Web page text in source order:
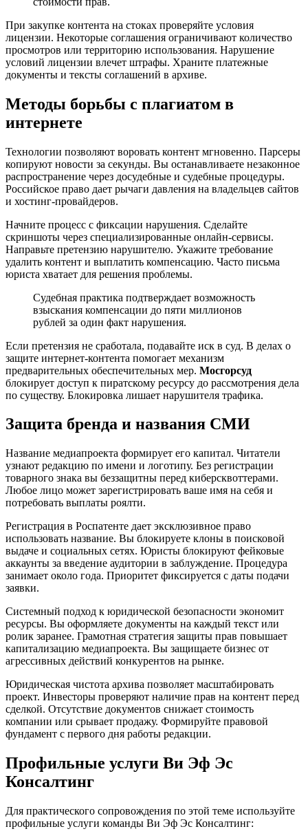
При закупке контента на стоках проверяйте условия
лицензии. Некоторые соглашения ограничивают количество
просмотров или территорию использования. Нарушение
условий лицензии влечет штрафы. Храните платежные
документы и тексты соглашений в архиве.
Методы борьбы с плагиатом в
интернете
Технологии позволяют воровать контент мгновенно. Парсеры
копируют новости за секунды. Вы останавливаете незаконное
распространение через досудебные и судебные процедуры.
Российское право дает рычаги давления на владельцев сайтов
и хостинг-провайдеров.
Начните процесс с фиксации нарушения. Сделайте
скриншоты через специализированные онлайн-сервисы.
Направьте претензию нарушителю. Укажите требование
удалить контент и выплатить компенсацию. Часто письма
юриста хватает для решения проблемы.
Судебная практика подтверждает возможность
взыскания компенсации до пяти миллионов
рублей за один факт нарушения.
Если претензия не сработала, подавайте иск в суд. В делах о
защите интернет-контента помогает механизм
предварительных обеспечительных мер. Мосгорсуд
блокирует доступ к пиратскому ресурсу до рассмотрения дела
по существу. Блокировка лишает нарушителя трафика.
Защита бренда и названия СМИ
Название медиапроекта формирует его капитал. Читатели
узнают редакцию по имени и логотипу. Без регистрации
товарного знака вы беззащитны перед киберсквоттерами.
Любое лицо может зарегистрировать ваше имя на себя и
потребовать выплаты роялти.
Регистрация в Роспатенте дает эксклюзивное право
использовать название. Вы блокируете клоны в поисковой
выдаче и социальных сетях. Юристы блокируют фейковые
аккаунты за введение аудитории в заблуждение. Процедура
занимает около года. Приоритет фиксируется с даты подачи
заявки.
Системный подход к юридической безопасности экономит
ресурсы. Вы оформляете документы на каждый текст или
ролик заранее. Грамотная стратегия защиты прав повышает
капитализацию медиапроекта. Вы защищаете бизнес от
агрессивных действий конкурентов на рынке.
Юридическая чистота архива позволяет масштабировать
проект. Инвесторы проверяют наличие прав на контент перед
сделкой. Отсутствие документов снижает стоимость
компании или срывает продажу. Формируйте правовой
фундамент с первого дня работы редакции.
Профильные услуги Ви Эф Эс
Консалтинг
Для практического сопровождения по этой теме используйте
профильные услуги команды Ви Эф Эс Консалтинг: